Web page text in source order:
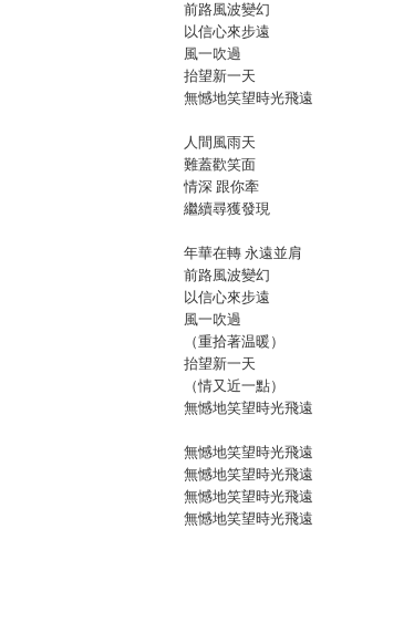
前路風波變幻
以信心來步遠
風一吹過
抬望新一天
無憾地笑望時光飛遠
人間風雨天
難蓋歡笑面
情深 跟你牽
繼續尋獲發現
年華在轉 永遠並肩
前路風波變幻
以信心來步遠
風一吹過
（重拾著温暖）
抬望新一天
（情又近一點）
無憾地笑望時光飛遠
無憾地笑望時光飛遠
無憾地笑望時光飛遠
無憾地笑望時光飛遠
無憾地笑望時光飛遠